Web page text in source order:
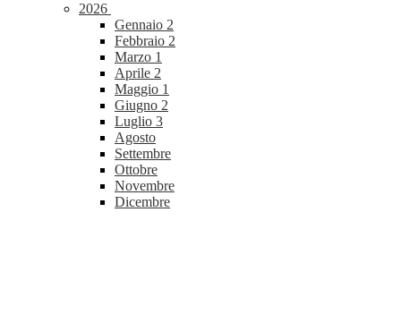
2026
Gennaio 2
Febbraio 2
Marzo 1
Aprile 2
Maggio 1
Giugno 2
Luglio 3
Agosto
Settembre
Ottobre
Novembre
Dicembre